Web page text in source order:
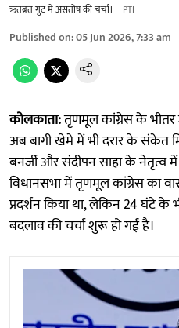
ऋतब्रत गुट में असंतोष की चर्चा। PTI
Published on:05 Jun 2026, 7:33 am
कोलकाता:तृणमूल कांग्रेस के भीतर
अब बागी खेमे में भी दरार के संकेत
बनर्जी और संदीपन साहा के नेतृत्व
विधानसभा में तृणमूल कांग्रेस का
प्रदर्शन किया था, लेकिन 24 घंटे
बदलाव की चर्चा शुरू हो गई है।